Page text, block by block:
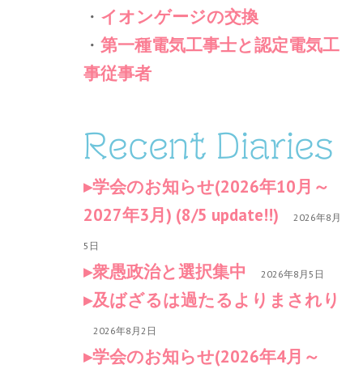
・ イオンゲージの交換
・第一種電気工事士と認定電気工
事従事者
Recent Diaries
学会のお知らせ(2026年10月～
2027年3月) (8/5 update!!)
2026年8月
5日
衆愚政治と選択集中 2026年8月5日
及ばざるは過たるよりまされり
2026年8月2日
学会のお知らせ(2026年4月～